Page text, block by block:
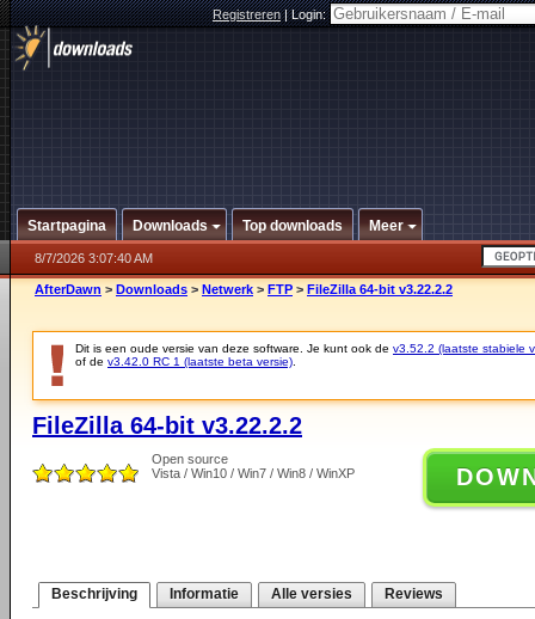
Registreren|Login:
Startpagina Downloads Top downloads Meer
8/7/2026 3:07:40 AM
AfterDawn > Downloads > Netwerk > FTP > FileZilla 64-bit v3.22.2.2
Dit is een oude versie van deze software. Je kunt ook de v3.52.2 (laatste stabiele
of de v3.42.0 RC 1 (laatste beta versie)
FileZilla 64-bit v3.22.2.2
Open source
Vista / Win10 / Win7 / Win8 / WinXP
Beschrijving Informatie Alle versies Reviews